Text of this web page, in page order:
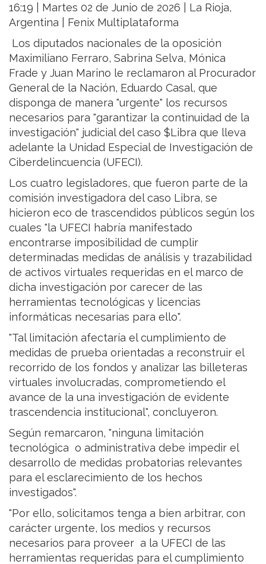
16:19 | Martes 02 de Junio de 2026 | La Rioja,
Argentina | Fenix Multiplataforma
Los diputados nacionales de la oposición
Maximiliano Ferraro, Sabrina Selva, Mónica
Frade y Juan Marino le reclamaron al Procurador
General de la Nación, Eduardo Casal, que
disponga de manera "urgente" los recursos
necesarios para "garantizar la continuidad de la
investigación" judicial del caso $Libra que lleva
adelante la Unidad Especial de Investigación de
Ciberdelincuencia (UFECI).
Los cuatro legisladores, que fueron parte de la
comisión investigadora del caso Libra, se
hicieron eco de trascendidos públicos según los
cuales "la UFECI habría manifestado
encontrarse imposibilidad de cumplir
determinadas medidas de análisis y trazabilidad
de activos virtuales requeridas en el marco de
dicha investigación por carecer de las
herramientas tecnológicas y licencias
informáticas necesarias para ello".
"Tal limitación afectaría el cumplimiento de
medidas de prueba orientadas a reconstruir el
recorrido de los fondos y analizar las billeteras
virtuales involucradas, comprometiendo el
avance de la una investigación de evidente
trascendencia institucional", concluyeron.
Según remarcaron, "ninguna limitación
tecnológica o administrativa debe impedir el
desarrollo de medidas probatorias relevantes
para el esclarecimiento de los hechos
investigados".
"Por ello, solicitamos tenga a bien arbitrar, con
carácter urgente, los medios y recursos
necesarios para proveer a la UFECI de las
herramientas requeridas para el cumplimiento